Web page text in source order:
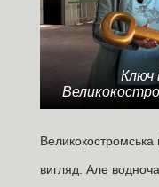
Ключ
Великокостромська
вигляд. Але